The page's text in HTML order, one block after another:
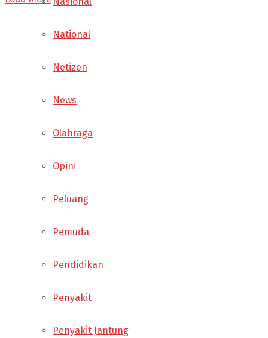
National
Netizen
News
Olahraga
Opini
Peluang
Pemuda
Pendidikan
Penyakit
Penyakit Jantung